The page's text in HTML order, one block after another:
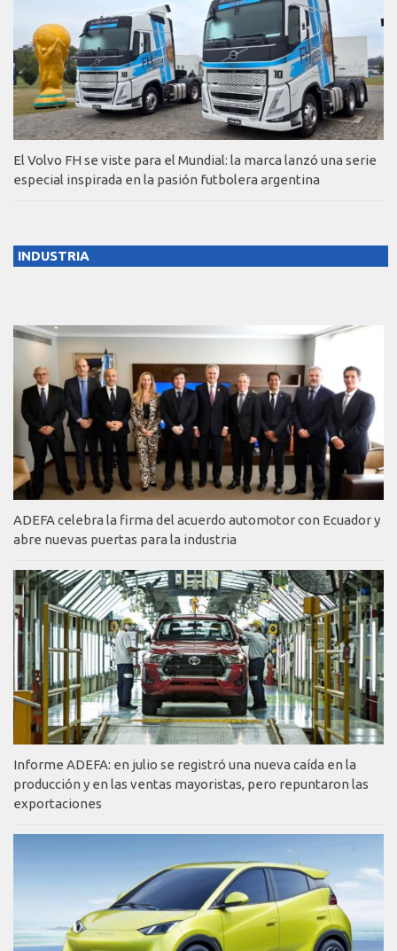
El Volvo FH se viste para el Mundial: la marca lanzó una serie
especial inspirada en la pasión futbolera argentina
INDUSTRIA
ADEFA celebra la firma del acuerdo automotor con Ecuador y
abre nuevas puertas para la industria
Informe ADEFA: en julio se registró una nueva caída en la
producción y en las ventas mayoristas, pero repuntaron las
exportaciones